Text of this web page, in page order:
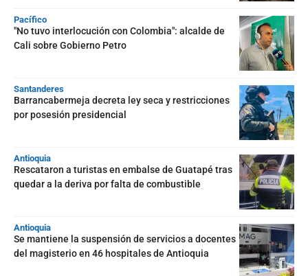
Pacífico
"No tuvo interlocución con Colombia": alcalde de
Cali sobre Gobierno Petro
Santanderes
Barrancabermeja decreta ley seca y restricciones
por posesión presidencial
Antioquia
Rescataron a turistas en embalse de Guatapé tras
quedar a la deriva por falta de combustible
Antioquia
Se mantiene la suspensión de servicios a docentes
del magisterio en 46 hospitales de Antioquia